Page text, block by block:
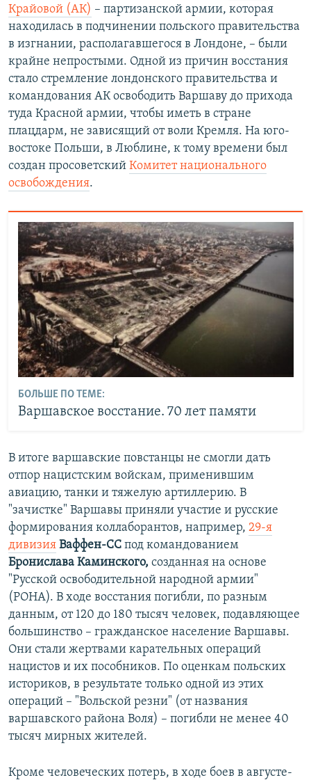
Крайовой (АК) – партизанской армии, которая
находилась в подчинении польского правительства
в изгнании, располагавшегося в Лондоне, – были
крайне непростыми. Одной из причин восстания
стало стремление лондонского правительства и
командования АК освободить Варшаву до прихода
туда Красной армии, чтобы иметь в стране
плацдарм, не зависящий от воли Кремля. На юго-
востоке Польши, в Люблине, к тому времени был
создан просоветский Комитет национального
освобождения.
БОЛЬШЕ ПО ТЕМЕ:
Варшавское восстание. 70 лет памяти
В итоге варшавские повстанцы не смогли дать
отпор нацистским войскам, применившим
авиацию, танки и тяжелую артиллерию. В
"зачистке" Варшавы приняли участие и русские
формирования коллаборантов, например, 29-я
дивизия Ваффен-СС под командованием
Бронислава Каминского, созданная на основе
"Русской освободительной народной армии"
(РОНА). В ходе восстания погибли, по разным
данным, от 120 до 180 тысяч человек, подавляющее
большинство – гражданское население Варшавы.
Они стали жертвами карательных операций
нацистов и их пособников. По оценкам польских
историков, в результате только одной из этих
операций – "Вольской резни" (от названия
варшавского района Воля) – погибли не менее 40
тысяч мирных жителей.
Кроме человеческих потерь, в ходе боев в августе-